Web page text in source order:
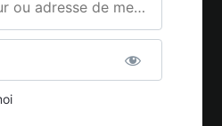
Nom d'utilisateur ou adresse de messagerie.